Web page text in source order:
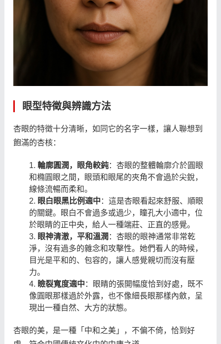
眼型特徵與辨識方法
杏眼的特徵十分清晰，如同它的名字一樣，讓人聯想到
飽滿的杏核：
輪廓圓潤，眼角較鈍：杏眼的整體輪廓介於圓眼
和橢圓眼之間，眼頭和眼尾的夾角不會過於尖銳，
線條流暢而柔和。
眼白眼黑比例適中 ：這是杏眼看起來舒服、順眼
的關鍵。眼白不會過多或過少，瞳孔大小適中，位
於眼睛的正中央，給人一種端莊、正直的感覺。
眼神清澈，平和溫潤 ：杏眼的眼神通常非常乾
淨，沒有過多的雜念和攻擊性。她們看人的時候，
目光是平和的、包容的，讓人感覺親切而沒有壓
力。
瞼裂寬度適中 ：眼睛的張開幅度恰到好處，既不
像圓眼那樣過於外露，也不像細長眼那樣內斂，呈
現出一種自然、大方的狀態。
杏眼的美，是一種「中和之美」，不偏不倚，恰到好